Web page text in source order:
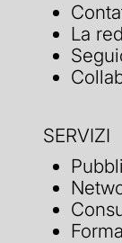
La
SERVIZI